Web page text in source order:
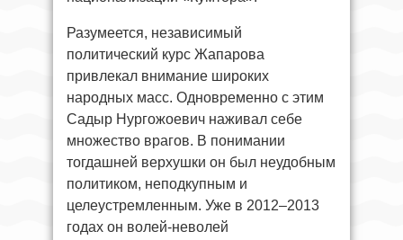
Разумеется, независимый
политический курс Жапарова
привлекал внимание широких
народных масс. Одновременно с этим
Садыр Нургожоевич наживал себе
множество врагов. В понимании
тогдашней верхушки он был неудобным
политиком, неподкупным и
целеустремленным. Уже в 2012–2013
годах он волей-неволей